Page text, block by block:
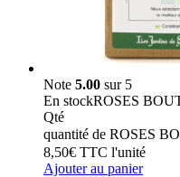
Note 5.00 sur 5
En stockROSES
Qté
quantité de ROSES
8,50€ TTC l'unité
Ajouter au panier